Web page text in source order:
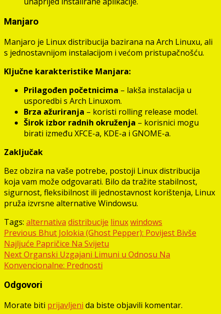
Manjaro
Manjaro je Linux distribucija bazirana na Arch Linuxu, ali
s jednostavnijom instalacijom i većom pristupačnošću.
Ključne karakteristike Manjara:
Prilagođen početnicima – lakša instalacija u
usporedbi s Arch Linuxom.
Brza ažuriranja – koristi rolling release model.
Širok izbor radnih okruženja – korisnici mogu
birati između XFCE-a, KDE-a i GNOME-a.
Zaključak
Bez obzira na vaše potrebe, postoji Linux distribucija
koja vam može odgovarati. Bilo da tražite stabilnost,
sigurnost, fleksibilnost ili jednostavnost korištenja, Linux
pruža izvrsne alternative Windowsu.
Tags: alternativa distribucije linuxwindows
Post
navigation
Previous Bhut Jolokia (Ghost Pepper): Povijest Bivše
Najljuće Papričice Na Svijetu
NextOrganski Uzgajani Limuni u Odnosu Na
Konvencionalne: Prednosti
Odgovori
Morate biti prijavljeni da biste objavili komentar.